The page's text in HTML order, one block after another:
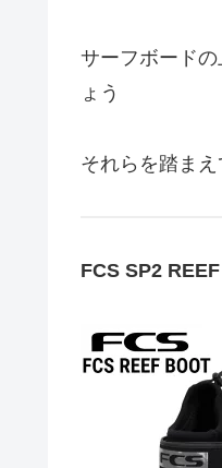
サーフボード
ょう
それらを踏ま
FCS SP2